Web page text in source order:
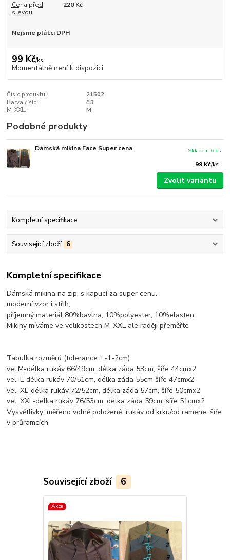
Cena před
slevou
220 Kč
Nejsme plátci DPH
99 Kč/ks
Momentálně není k dispozici
Číslo produktu:
21502
Barva číslo:
č.3
M-XXL:
M
Podobné produkty
Dámská mikina Face Super cena
99 Kč/ks
Skladem 6 ks
Zvolit variantu
Kompletní specifikace
Související zboží 6
Kompletní specifikace
Dámská mikina na zip, s kapucí za super cenu.
moderní vzor i střih,
příjemný materiál 80%bavlna, 10%polyester, 10%elasten.
Mikiny míváme ve velikostech M-XXL ale raději přeměřte
Tabulka rozměrů (tolerance +-1-2cm)
vel.M-délka rukáv 66/49cm, délka záda 53cm, šíře 44cmx2
vel. L-délka rukáv 70/51cm, délka záda 55cm šíře 47cmx2
vel. XL-délka rukáv 72/52cm, délka záda 57cm, šíře 50cmx2
vel. XXL-délka rukáv 76/53cm, délka záda 59cm, šíře 51cmx2
Vysvětlivky: měřeno volně položené, rukáv od krku/od ramene, šíře
v průramcích.
Související zboží 6
Akce